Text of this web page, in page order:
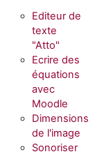
Editeur de
texte
"Atto"
Ecrire des
équations
avec
Moodle
Dimensions
de l'image
Sonoriser